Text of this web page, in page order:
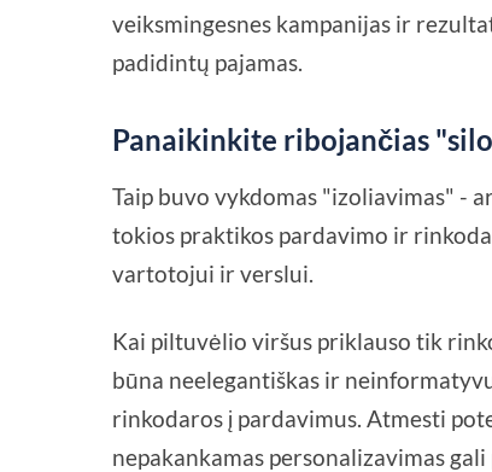
veiksmingesnes kampanijas ir
padidintų pajamas.
Panaikinkite ribojančias
Taip buvo vykdomas "izoliavimas" -
tokios praktikos pardavimo ir
vartotojui ir verslui.
Kai piltuvėlio viršus priklauso tik
būna neelegantiškas ir
rinkodaros į pardavimus. Atmesti
nepakankamas personalizavimas